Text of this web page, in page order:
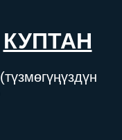
КУПТАН
(түзмөгүңүздүн